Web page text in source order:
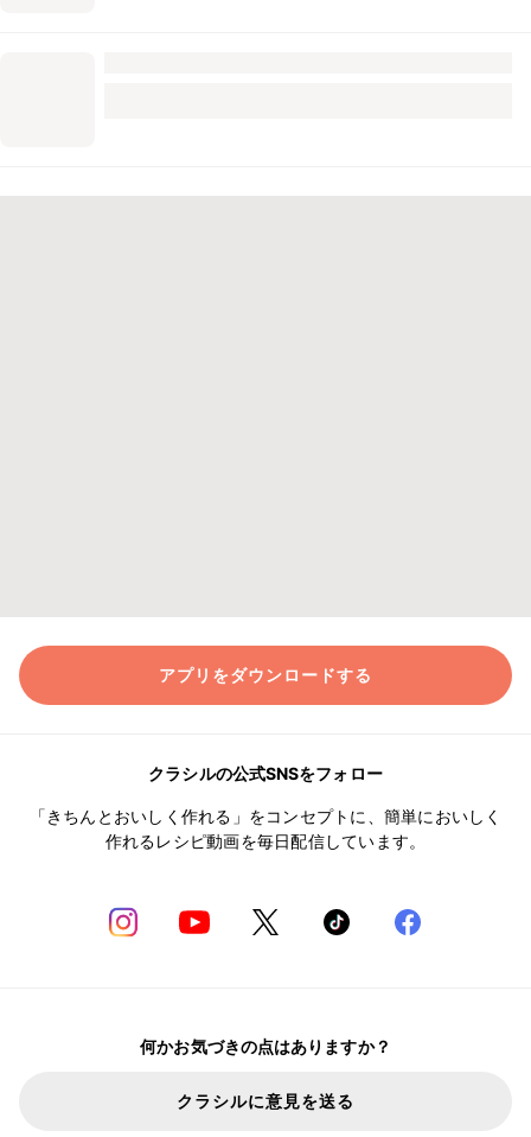
アプリをダウンロードする
クラシルの公式SNSをフォロー
「きちんとおいしく作れる」をコンセプトに、簡単においしく
作れるレシピ動画を毎日配信しています。
何かお気づきの点はありますか？
クラシルに意見を送る